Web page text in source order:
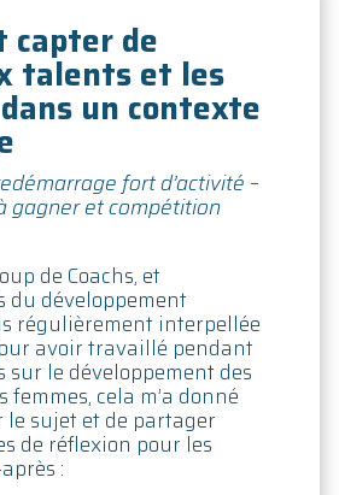
capter de
talents et les
un contexte
fort d’activité –
gagner et compétition
de Coachs, et
du développement
régulièrement interpellée
avoir travaillé pendant
sur le développement des
femmes, cela m’a donné
le sujet et de partager
de réflexion pour les
: